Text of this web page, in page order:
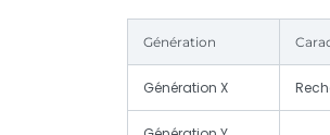
Génération
Génération X